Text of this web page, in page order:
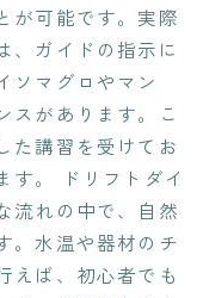
が可能です。実際
、ガイドの指示に
ソマグロやマン
スがあります。こ
た講習を受けてお
す。 ドリフトダイ
流れの中で、自然
。水温や器材のチ
えば、初心者でも